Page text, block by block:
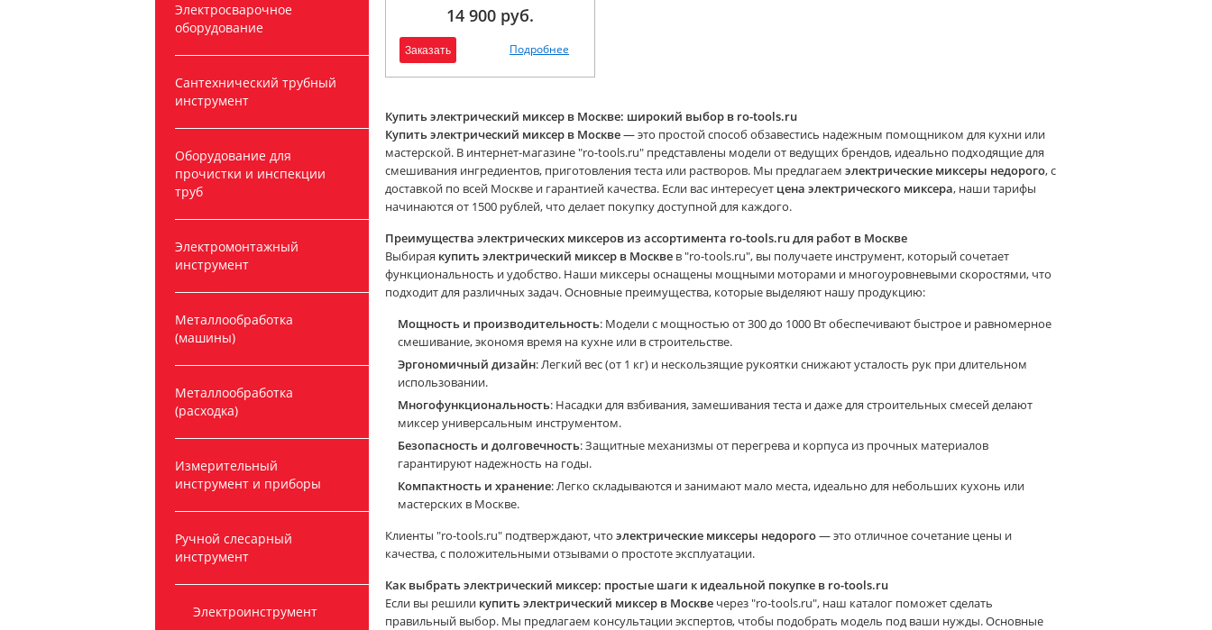
Электросварочное
оборудование
Сантехнический трубный
инструмент
Оборудование для
прочистки и инспекции
труб
Электромонтажный
инструмент
Металлообработка
(машины)
Металлообработка
(расходка)
Измерительный
инструмент и приборы
Ручной слесарный
инструмент
Электроинструмент
14 900 руб.
Заказать Подробнее
Купить электрический миксер в Москве: широкий выбор в ro-tools.ru
Купить электрический миксер в Москве— это простой способ обзавестись надежным помощником для кухни или
мастерской. В интернет-магазине "ro-tools.ru" представлены модели от ведущих брендов, идеально подходящие для
смешивания ингредиентов, приготовления теста или растворов. Мы предлагаем электрические миксеры недорого, с
доставкой по всей Москве и гарантией качества. Если вас интересует цена электрического миксера, наши тарифы
начинаются от 1500 рублей, что делает покупку доступной для каждого.
Преимущества электрических миксеров из ассортимента ro-tools.ru для работ в Москве
Выбирая купить электрический миксер в Москве в "ro-tools.ru", вы получаете инструмент, который сочетает
функциональность и удобство. Наши миксеры оснащены мощными моторами и многоуровневыми скоростями, что
подходит для различных задач. Основные преимущества, которые выделяют нашу продукцию:
Мощность и производительность: Модели с мощностью от 300 до 1000 Вт обеспечивают быстрое и равномерное
смешивание, экономя время на кухне или в строительстве.
Эргономичный дизайн: Легкий вес (от 1 кг) и нескользящие рукоятки снижают усталость рук при длительном
использовании.
Многофункциональность: Насадки для взбивания, замешивания теста и даже для строительных смесей делают
миксер универсальным инструментом.
Безопасность и долговечность: Защитные механизмы от перегрева и корпуса из прочных материалов
гарантируют надежность на годы.
Компактность и хранение: Легко складываются и занимают мало места, идеально для небольших кухонь или
мастерских в Москве.
Клиенты "ro-tools.ru" подтверждают, что электрические миксеры недорого— это отличное сочетание цены и
качества, с положительными отзывами о простоте эксплуатации.
Как выбрать электрический миксер: простые шаги к идеальной покупке в ro-tools.ru
Если вы решили купить электрический миксер в Москве через "ro-tools.ru", наш каталог поможет сделать
правильный выбор. Мы предлагаем консультации экспертов, чтобы подобрать модель под ваши нужды. Основные